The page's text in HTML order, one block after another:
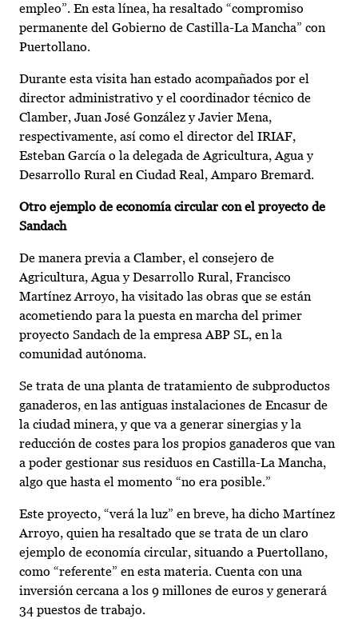
empleo”. En esta línea, ha resaltado “compromiso
permanente del Gobierno de Castilla-La Mancha” con
Puertollano.
Durante esta visita han estado acompañados por el
director administrativo y el coordinador técnico de
Clamber, Juan José González y Javier Mena,
respectivamente, así como el director del IRIAF,
Esteban García o la delegada de Agricultura, Agua y
Desarrollo Rural en Ciudad Real, Amparo Bremard.
Otro ejemplo de economía circular con el proyecto de
Sandach
De manera previa a Clamber, el consejero de
Agricultura, Agua y Desarrollo Rural, Francisco
Martínez Arroyo, ha visitado las obras que se están
acometiendo para la puesta en marcha del primer
proyecto Sandach de la empresa ABP SL, en la
comunidad autónoma.
Se trata de una planta de tratamiento de subproductos
ganaderos, en las antiguas instalaciones de Encasur de
la ciudad minera, y que va a generar sinergias y la
reducción de costes para los propios ganaderos que van
a poder gestionar sus residuos en Castilla-La Mancha,
algo que hasta el momento “no era posible.”
Este proyecto, “verá la luz” en breve, ha dicho Martínez
Arroyo, quien ha resaltado que se trata de un claro
ejemplo de economía circular, situando a Puertollano,
como “referente” en esta materia. Cuenta con una
inversión cercana a los 9 millones de euros y generará
34 puestos de trabajo.